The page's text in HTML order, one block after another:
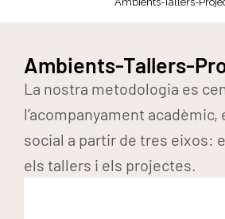
Ambients-Tallers-
La nostra metodologia es
l’acompanyament acadèmic,
social a partir de tres eixos:
els tallers i els projectes.